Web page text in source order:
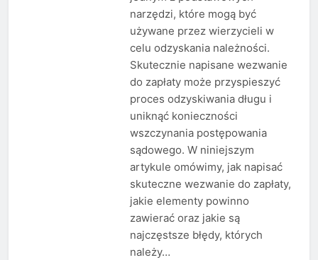
narzędzi, które mogą być
używane przez wierzycieli w
celu odzyskania należności.
Skutecznie napisane wezwanie
do zapłaty może przyspieszyć
proces odzyskiwania długu i
uniknąć konieczności
wszczynania postępowania
sądowego. W niniejszym
artykule omówimy, jak napisać
skuteczne wezwanie do zapłaty,
jakie elementy powinno
zawierać oraz jakie są
najczęstsze błędy, których
należy…